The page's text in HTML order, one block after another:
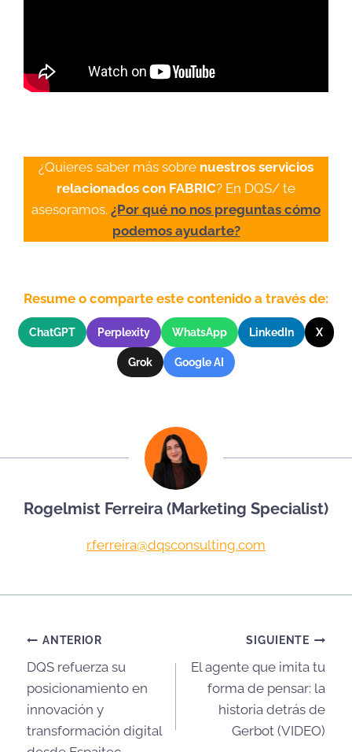
¿Quieres saber más sobre nuestros servicios
relacionados con FABRIC? En DQS/ te
asesoramos. ¿Por qué no nos preguntas cómo
podemos ayudarte?
Resume o comparte este contenido a través de:
ChatGPT Perplexity WhatsApp LinkedIn X
Grok Google AI
Rogelmist Ferreira (Marketing Specialist)
r.ferreira@dqsconsulting.com
Navegación
entradas
ANTERIOR
DQS refuerza su
posicionamiento en
innovación y
transformación digital
SIGUIENTE
El agente que imita tu
forma de pensar: la
historia detrás de
Gerbot (VIDEO)